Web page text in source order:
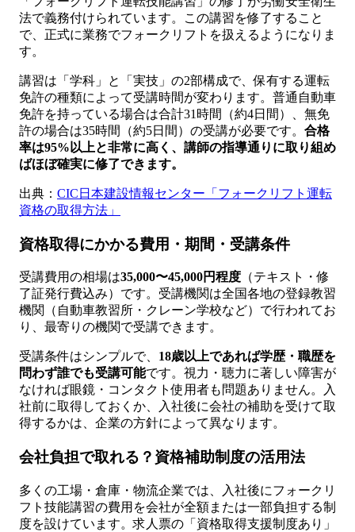
法で義務付けられています。この講習を修了すること
で、正式に業務でフォークリフトを扱えるようになりま
す。
講習は「学科」と「実技」の2部構成で、保有する運転
免許の種類によって受講時間が変わります。普通自動車
免許を持っている場合は合計31時間（約4日間）、無免
許の場合は35時間（約5日間）の受講が必要です。 合格
率は95%以上と非常に高く、講師の指導通りに取り組め
ばほぼ確実に修了できます。
出典： CIC日本建設情報センター「フォークリフト運転
資格の取得方法」
資格取得にかかる費用・期間・受講条件
受講費用の相場は35,000〜45,000円程度 （テキスト・修
了証発行費込み）です。受講機関は全国各地の登録教習
機関（自動車教習所・クレーン学校など）で行われてお
り、最寄りの機関で受講できます。
受講条件はシンプルで、 18歳以上であれば学歴・職歴を
問わず誰でも受講可能です。視力・聴力に著しい障害が
なければ眼鏡・コンタクト使用者も問題ありません。入
社前に取得しておくか、入社後に会社の補助を受けて取
得するかは、企業の方針によって異なります。
会社負担で取れる？資格補助制度の活用法
多くの工場・倉庫・物流企業では、入社後にフォークリ
フト技能講習の費用を会社が全額または一部負担する制
度を設けています。求人票の「資格取得支援制度あり」